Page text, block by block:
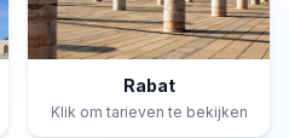
Rabat
Klik om tarieven te bekijken